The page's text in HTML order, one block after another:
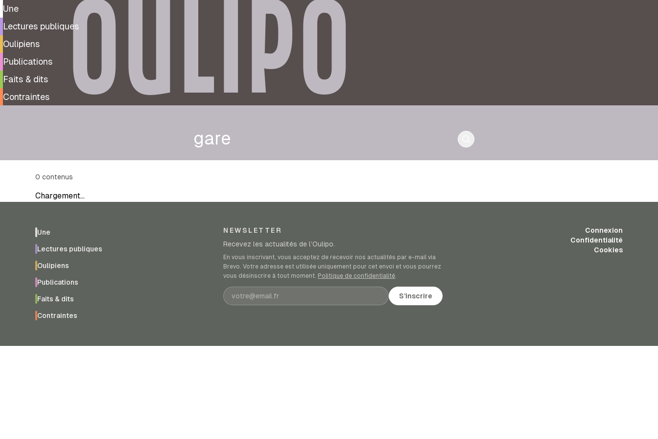
Une
Lectures publiques
Oulipiens
Publications
Faits & dits
Contraintes
OULIPO
gare
0 contenus
Chargement…
Une
Lectures publiques
Oulipiens
Publications
Faits & dits
Contraintes
NEWSLETTER
Recevez les actualités de l’Oulipo.
En vous inscrivant, vous acceptez de recevoir nos actualités par e-mail via
Brevo. Votre adresse est utilisée uniquement pour cet envoi et vous pourrez
vous désinscrire à tout moment. Politique de confidentialité.
Adresse e-mail S’inscrire
Connexion
Confidentialité
Cookies